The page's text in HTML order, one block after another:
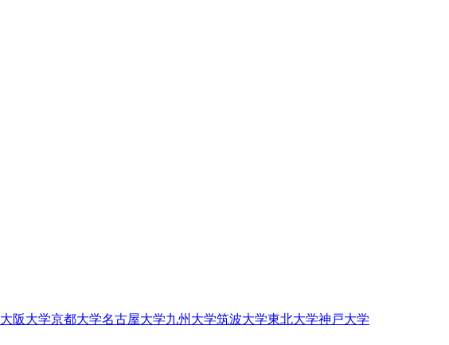
大阪大学京都大学名古屋大学九州大学筑波大学東北大学神戸大学